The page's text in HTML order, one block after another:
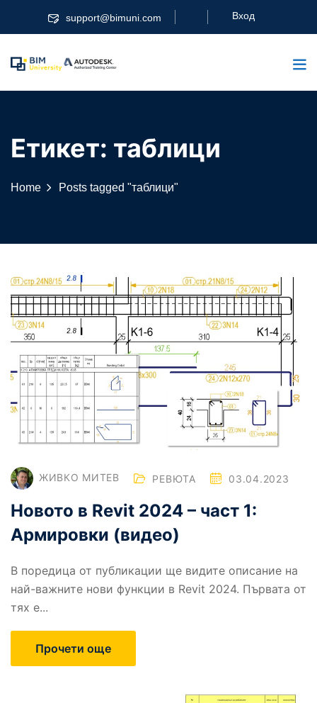
support@bimuni.com Вход
Етикет: таблици
Home Posts tagged "таблици"
ЖИВКО МИТЕВ РЕВЮТА 03.04.2023
Новото в Revit 2024 – част 1:
Армировки (видео)
В поредица от публикации ще видите описание на
най-важните нови функции в Revit 2024. Първата от
тях е...
Прочети още